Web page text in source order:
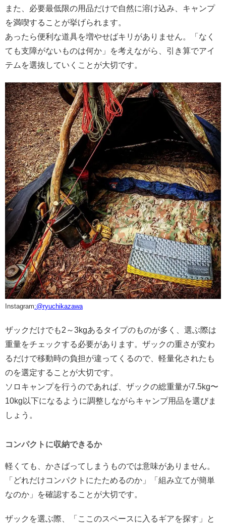
また、必要最低限の用品だけで自然に溶け込み、キャンプ
を満喫することが挙げられます。
あったら便利な道具を増やせばキリがありません。「なく
ても支障がないものは何か」を考えながら、引き算でアイ
テムを選抜していくことが大切です。
Instagram:@ryuchikazawa
ザックだけでも2～3kgあるタイプのものが多く、選ぶ際は
重量をチェックする必要があります。ザックの重さが変わ
るだけで移動時の負担が違ってくるので、軽量化されたも
のを選定することが大切です。
ソロキャンプを行うのであれば、ザックの総重量が7.5kg〜
10kg以下になるように調整しながらキャンプ用品を選びま
しょう。
コンパクトに収納できるか
軽くても、かさばってしまうものでは意味がありません。
「どれだけコンパクトにたためるのか」「組み立てが簡単
なのか」を確認することが大切です。
ザックを選ぶ際、「ここのスペースに入るギアを探す」と